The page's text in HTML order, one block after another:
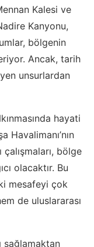
Kalesi ve
Kanyonu,
bölgenin
Ancak, tarih
unsurlardan
hayati
bölge
olacaktır. Bu
mesafeyi çok
de uluslararası
sağlamaktan